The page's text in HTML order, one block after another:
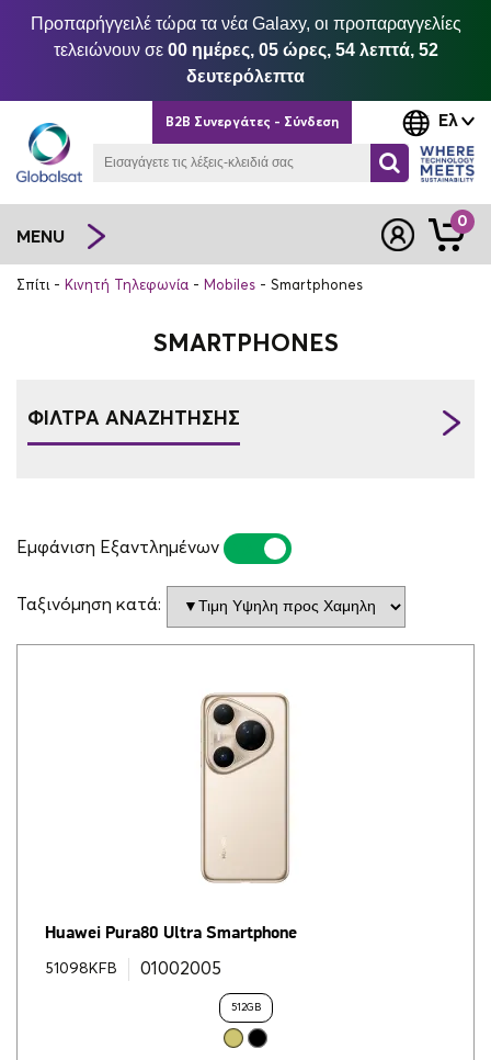
Προπαρήγγειλέ τώρα τα νέα Galaxy, οι προπαραγγελίες
τελειώνουν σε 00 ημέρες, 05 ώρες, 54 λεπτά, 51
δευτερόλεπτα
Ελ
B2B Συνεργάτες - Σύνδεση
MENU
0
Σπίτι Κινητή Τηλεφωνία Mobiles Smartphones
SMARTPHONES
ΦΙΛΤΡΑ ΑΝΑΖΗΤΗΣΗΣ
Εμφάνιση Εξαντλημένων
Ταξινόμηση κατά:
Huawei Pura80 Ultra Smartphone
51098KFB 01002005
512GB